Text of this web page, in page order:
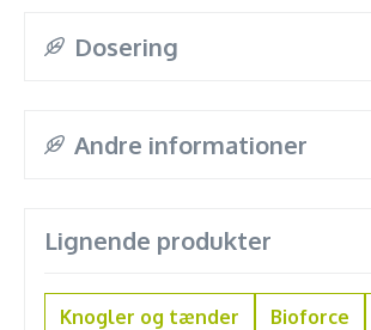
Dosering
Andre informationer
Lignende produkter
Knogler og tænder Bioforce